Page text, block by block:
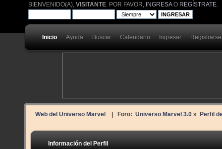
BIENVENIDO(A),VISITANTE . POR FAVOR, INGRESAO REGÍSTRATE
Inicio Ayuda Buscar Calendario Ingresar Registrarse
Web del Universo Marvel | Foro: Universo Marvel 3.0» Perfil
Información del Perfil